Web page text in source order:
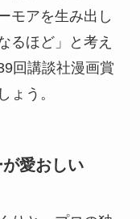
モアを生み出し
るほど」と考え
回講談社漫画賞
ょう。
愛おしい